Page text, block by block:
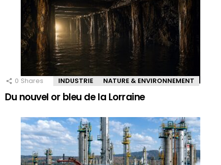
0 Shares INDUSTRIE NATURE & ENVIRONNEMENT
Du nouvel or bleu de la Lorraine